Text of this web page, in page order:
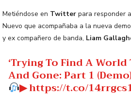
Metiéndose en Twitter para responder
Nuevo que acompañaba a la nueva
y ex compañero de banda, Liam
‘Trying To Find A World
And Gone: Part 1
▶https://t.co/